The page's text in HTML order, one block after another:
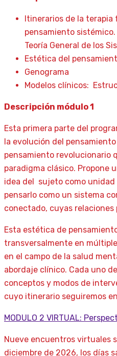
Itinerarios de la terapia
pensamiento
Teoría General de los
Estética del
Genograma
Modelos clínicos:
Descripción módulo 1
Esta primera parte del
la evolución del
pensamiento revolucionario
paradigma clásico. Propone
idea del sujeto como
pensarlo como un sistema
conectado, cuyas
Esta estética de
transversalmente en
en el campo de la salud
abordaje clínico. Cada uno
conceptos y modos de
cuyo itinerario seguiremos
MODULO 2 VIRTUAL:
Nueve encuentros virtuales
diciembre de 2026, los días